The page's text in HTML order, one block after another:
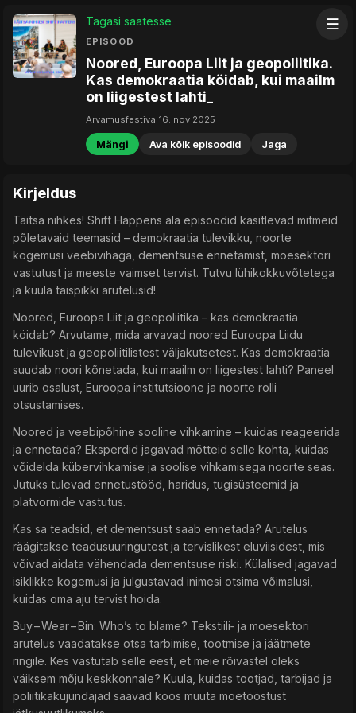
☰
Tagasi saatesse
EPISOOD
Noored, Euroopa Liit ja geopoliitika.
Kas demokraatia köidab, kui maailm
on liigestest lahti_
Arvamusfestival16. nov 2025
Mängi Ava kõik episoodid Jaga
Kirjeldus
Täitsa nihkes! Shift Happens ala episoodid käsitlevad mitmeid
põletavaid teemasid – demokraatia tulevikku, noorte
kogemusi veebivihaga, dementsuse ennetamist, moesektori
vastutust ja meeste vaimset tervist. Tutvu lühikokkuvõtetega
ja kuula täispikki arutelusid!
Noored, Euroopa Liit ja geopoliitika – kas demokraatia
köidab? Arvutame, mida arvavad noored Euroopa Liidu
tulevikust ja geopoliitilistest väljakutsetest. Kas demokraatia
suudab noori kõnetada, kui maailm on liigestest lahti? Paneel
uurib osalust, Euroopa institutsioone ja noorte rolli
otsustamises.
Noored ja veebipõhine sooline vihkamine – kuidas reageerida
ja ennetada? Eksperdid jagavad mõtteid selle kohta, kuidas
võidelda kübervihkamise ja soolise vihkamisega noorte seas.
Jutuks tulevad ennetustööd, haridus, tugisüsteemid ja
platvormide vastutus.
Kas sa teadsid, et dementsust saab ennetada? Arutelus
räägitakse teadusuuringutest ja tervislikest eluviisidest, mis
võivad aidata vähendada dementsuse riski. Külalised jagavad
isiklikke kogemusi ja julgustavad inimesi otsima võimalusi,
kuidas oma aju tervist hoida.
Buy – Wear – Bin: Who’s to blame? Tekstiili‑ ja moesektori
arutelus vaadatakse otsa tarbimise, tootmise ja jäätmete
ringile. Kes vastutab selle eest, et meie rõivastel oleks
väiksem mõju keskkonnale? Kuula, kuidas tootjad, tarbijad ja
poliitikakujundajad saavad koos muuta moetööstust